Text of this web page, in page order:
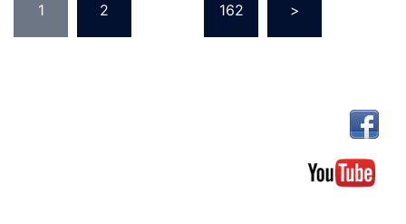
der
Beiträge
1 2 162 >